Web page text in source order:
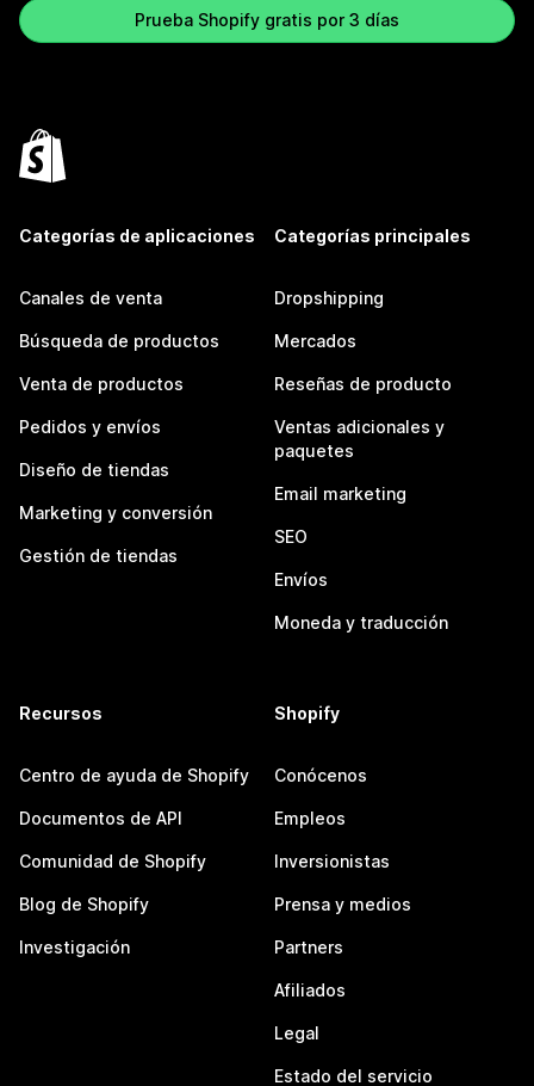
Prueba Shopify gratis por 3 días
Categorías de aplicaciones
Canales de venta
Búsqueda de productos
Venta de productos
Pedidos y envíos
Diseño de tiendas
Marketing y conversión
Gestión de tiendas
Categorías principales
Dropshipping
Mercados
Reseñas de producto
Ventas adicionales y
paquetes
Email marketing
SEO
Envíos
Moneda y traducción
Recursos
Centro de ayuda de Shopify
Documentos de API
Comunidad de Shopify
Blog de Shopify
Investigación
Shopify
Conócenos
Empleos
Inversionistas
Prensa y medios
Partners
Afiliados
Legal
Estado del servicio